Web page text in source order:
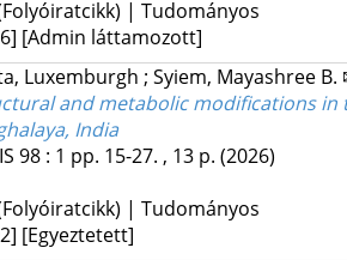
| Tudományos
[Admin láttamozott]
Luxemburgh ; Syiem, Mayashree B.
and metabolic modifications in
India
98: 1 pp. 15-27. , 13 p. (2026)
| Tudományos
[Egyeztetett]